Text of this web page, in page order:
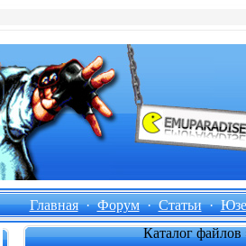
Главная·Форум·Статьи·
Каталог